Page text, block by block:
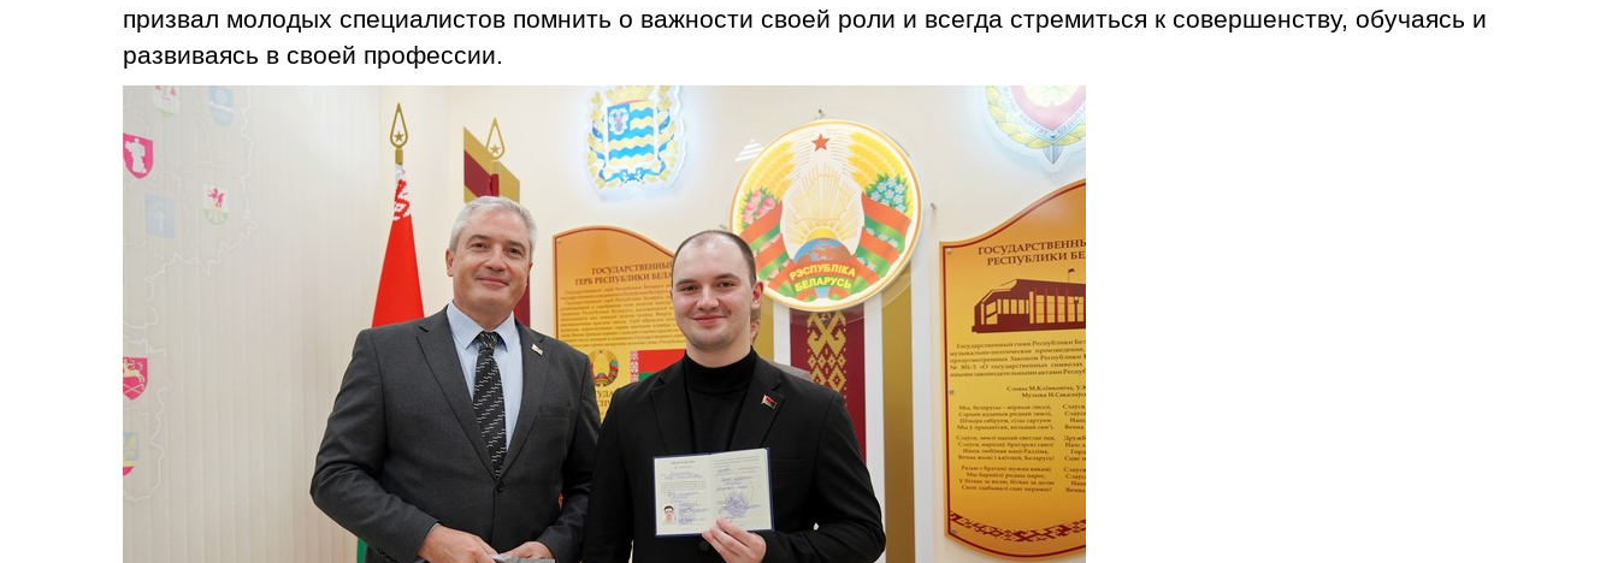
призвал молодых специалистов помнить о важности своей роли и всегда стремиться к совершенству, обучаясь и
развиваясь в своей профессии.